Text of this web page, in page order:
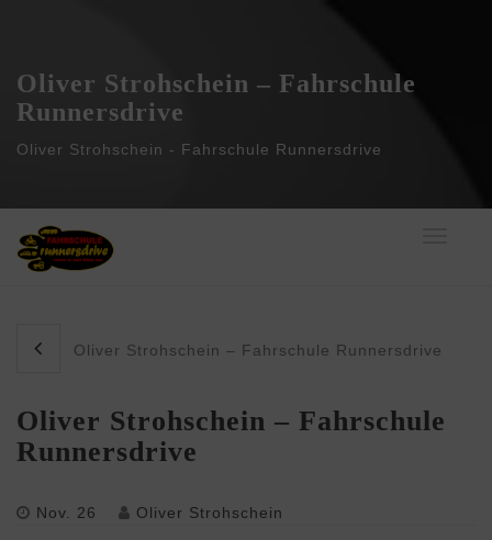
Oliver Strohschein – Fahrschule
Runnersdrive
Oliver Strohschein - Fahrschule Runnersdrive
Oliver Strohschein – Fahrschule Runnersdrive
Oliver Strohschein – Fahrschule
Runnersdrive
Nov. 26 Oliver Strohschein